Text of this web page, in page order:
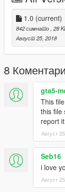
1.0 (current)
842 симнато, 28
Август 25, 2018
8 Коментари
gta5-
This
this file
report
Август
Seb16
i love
Август